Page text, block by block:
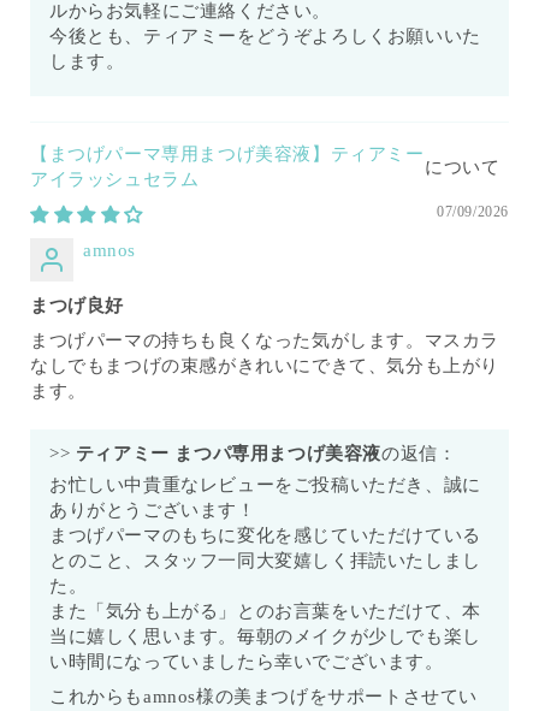
ルからお気軽にご連絡ください。
今後とも、ティアミーをどうぞよろしくお願いいた
します。
【まつげパーマ専用まつげ美容液】ティアミー
アイラッシュセラム
07/09/2026
amnos
まつげ良好
まつげパーマの持ちも良くなった気がします。マスカラ
なしでもまつげの束感がきれいにできて、気分も上がり
ます。
>> ティアミー まつパ専用まつげ美容液の返信：
お忙しい中貴重なレビューをご投稿いただき、誠に
ありがとうございます！
まつげパーマのもちに変化を感じていただけている
とのこと、スタッフ一同大変嬉しく拝読いたしまし
た。
また「気分も上がる」とのお言葉をいただけて、本
当に嬉しく思います。毎朝のメイクが少しでも楽し
い時間になっていましたら幸いでございます。
これからもamnos様の美まつげをサポートさせてい